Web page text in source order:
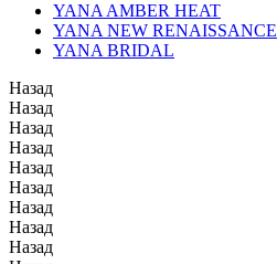
YANA AMBER HEAT
YANA NEW RENAISSANCE
YANA BRIDAL
Назад
Назад
Назад
Назад
Назад
Назад
Назад
Назад
Назад